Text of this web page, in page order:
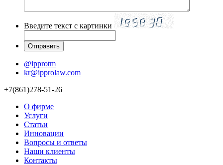
Введите текст с картинки
@ipprotm
kr@ipprolaw.com
+7(861)278-51-26
О фирме
Услуги
Статьи
Инновации
Вопросы и ответы
Наши клиенты
Контакты